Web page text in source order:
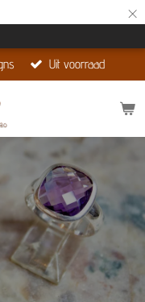
×
Uit voorraad